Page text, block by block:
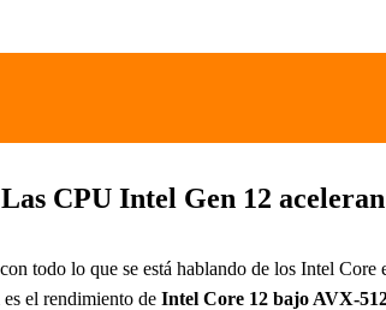
CPU Intel Gen 12
todo lo que se está hablando de los Intel
el rendimiento de Intel Core 12 bajo AVX-